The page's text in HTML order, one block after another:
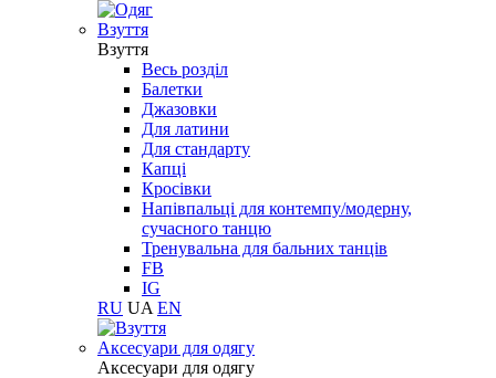
Взуття
Взуття
Весь розділ
Балетки
Джазовки
Для латини
Для стандарту
Капці
Кросівки
Напівпальці для контемпу/модерну,
сучасного танцю
Тренувальна для бальних танців
FB
IG
RU UA EN
Aксесуари для одягу
Aксесуари для одягу